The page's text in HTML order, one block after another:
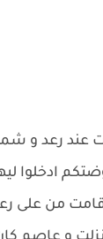
عند رعد و
ادخلوا
من على